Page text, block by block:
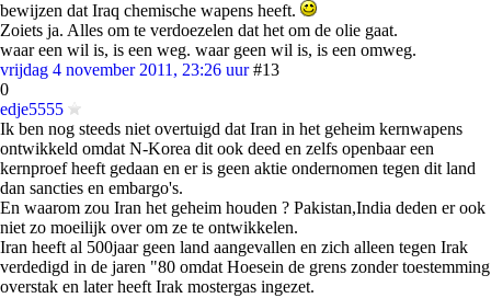
bewijzen dat Iraq chemische wapens heeft.
Zoiets ja. Alles om te verdoezelen dat het om de olie gaat.
waar een wil is, is een weg. waar geen wil is, is een omweg.
vrijdag 4 november 2011, 23:26 uur #13
0
edje5555
Ik ben nog steeds niet overtuigd dat Iran in het geheim kernwapens
ontwikkeld omdat N-Korea dit ook deed en zelfs openbaar een
kernproef heeft gedaan en er is geen aktie ondernomen tegen dit land
dan sancties en embargo's.
En waarom zou Iran het geheim houden ? Pakistan,India deden er ook
niet zo moeilijk over om ze te ontwikkelen.
Iran heeft al 500jaar geen land aangevallen en zich alleen tegen Irak
verdedigd in de jaren "80 omdat Hoesein de grens zonder toestemming
overstak en later heeft Irak mostergas ingezet.